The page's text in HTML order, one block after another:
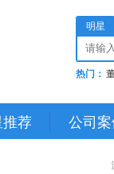
明星
热门：
荐 公司